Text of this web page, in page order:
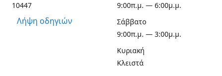
10447
Λήψη οδηγιών
9:00π.μ. — 6:00μ.μ.
Σάββατο
9:00π.μ. — 3:00μ.μ.
Κυριακή
Κλειστά